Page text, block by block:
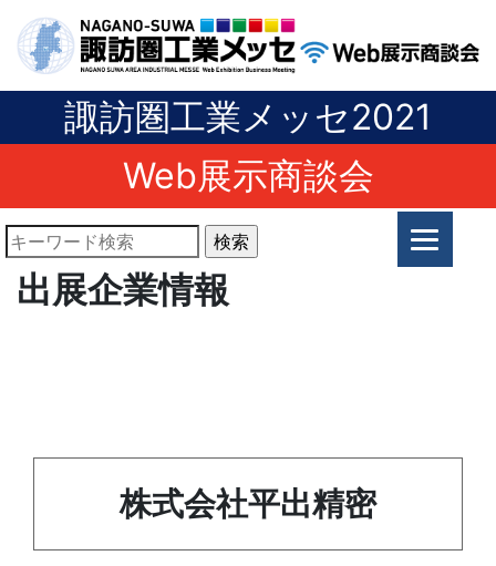
諏訪圏工業メッセ2021
Web展示商談会
出展企業情報
株式会社平出精密